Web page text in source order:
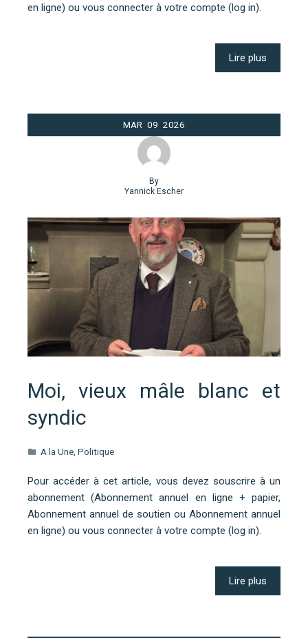
en ligne) ou vous connecter à votre compte (log in).
Lire plus
MAR 09 2026
By
Yannick Escher
Moi, vieux mâle blanc et
syndic
A la Une Politique
Pour accéder à cet article, vous devez souscrire à un
abonnement (Abonnement annuel en ligne + papier,
Abonnement annuel de soutien ou Abonnement annuel
en ligne) ou vous connecter à votre compte (log in).
Lire plus